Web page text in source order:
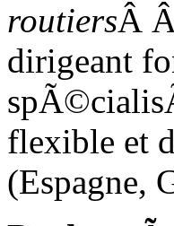
routiersÂ
dirigeant
flexible et
(Espagne,